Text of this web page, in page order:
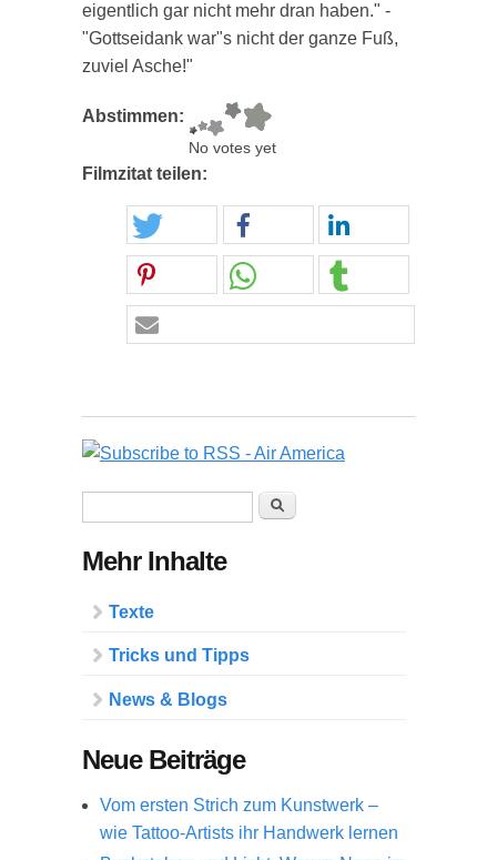
eigentlich gar nicht mehr dran haben." -
"Gottseidank war"s nicht der ganze Fuß,
zuviel Asche!"
Abstimmen:
No votes yet
Filmzitat teilen:
Suche
Mehr Inhalte
Texte
Tricks und Tipps
News & Blogs
Neue Beiträge
Vom ersten Strich zum Kunstwerk –
wie Tattoo-Artists ihr Handwerk lernen